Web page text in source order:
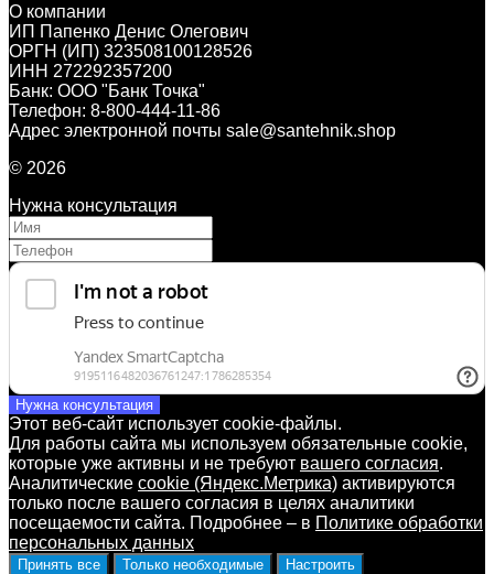
О компании
ИП Папенко Денис Олегович
ОРГН (ИП) 323508100128526
ИНН 272292357200
Банк: ООО "Банк Точка"
Телефон: 8-800-444-11-86
Адрес электронной почты sale@santehnik.shop
© 2026
Нужна консультация
Нужна консультация
Этот веб-сайт использует cookie-файлы.
Для работы сайта мы используем обязательные cookie,
которые уже активны и не требуют вашего согласия.
Аналитические cookie (Яндекс.Метрика) активируются
только после вашего согласия в целях аналитики
посещаемости сайта. Подробнее – в Политике обработки
персональных данных
Принять все Только необходимые Настроить